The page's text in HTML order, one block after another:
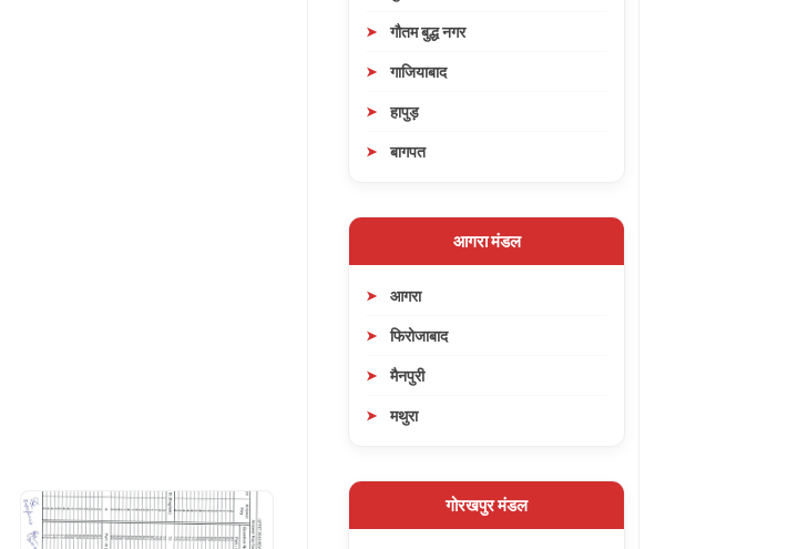
गौतम बुद्ध नगर
गाजियाबाद
हापुड़
बागपत
आगरा मंडल
आगरा
फिरोजाबाद
मैनपुरी
मथुरा
गोरखपुर मंडल